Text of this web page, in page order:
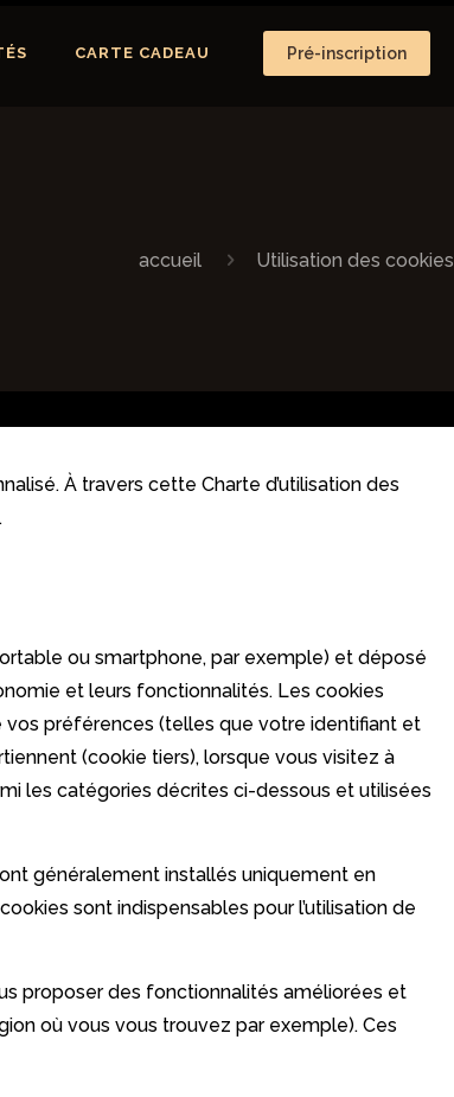
CARTE CADEAU Pré-inscription
accueil Utilisation des cookies
À travers cette Charte d’utilisation des
ou smartphone, par exemple) et déposé
et leurs fonctionnalités. Les cookies
vos préférences (telles que votre identifiant et
(cookie tiers), lorsque vous visitez à
les catégories décrites ci-dessous et utilisées
généralement installés uniquement en
sont indispensables pour l’utilisation de
proposer des fonctionnalités améliorées et
où vous vous trouvez par exemple). Ces